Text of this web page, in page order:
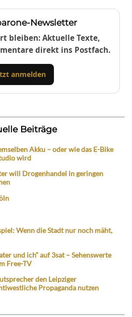
Newsletter
bleiben: Aktuelle Texte,
direkt ins Postfach.
anmelden
Beiträge
Akku – oder wie das E-Bike
wird
will Drogenhandel in geringen
Wenn die Stadt nur noch mäht,
und ich“ auf 3sat – Sehenswerte
Free-TV
den Leipziger
Propaganda nutzen